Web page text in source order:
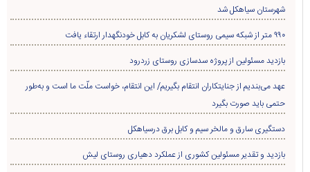
شهرستان سیاهکل شد
۹۹۰ متر از شبکه سیمی روستای لشکریان به کابل خودنگهدار ارتقاء یافت
بازدید مسئولین از پروژه سدسازی روستای زردرود
عهد می‌بندیم از جنایتکاران انتقام بگیریم/ این انتقام، خواست ملّت ما است و به‌طور
حتمی باید صورت بگیرد
دستگیری سارق و مالخر سیم و کابل برق درسیاهکل
بازدید و تقدیر مسئولین کشوری از عملکرد دهیاری روستای لیش